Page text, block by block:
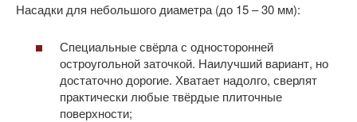
Насадки для небольшого диаметра (до 15 – 30 мм):
Специальные свёрла с односторонней
остроугольной заточкой. Наилучший вариант, но
достаточно дорогие. Хватает надолго, сверлят
практически любые твёрдые плиточные
поверхности;